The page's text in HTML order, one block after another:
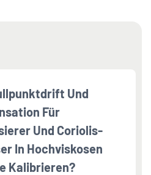
Und
Für
Und Coriolis-
In Hochviskosen
Kalibrieren?